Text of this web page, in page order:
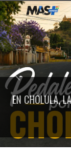
EN CHOLULA,
Previous